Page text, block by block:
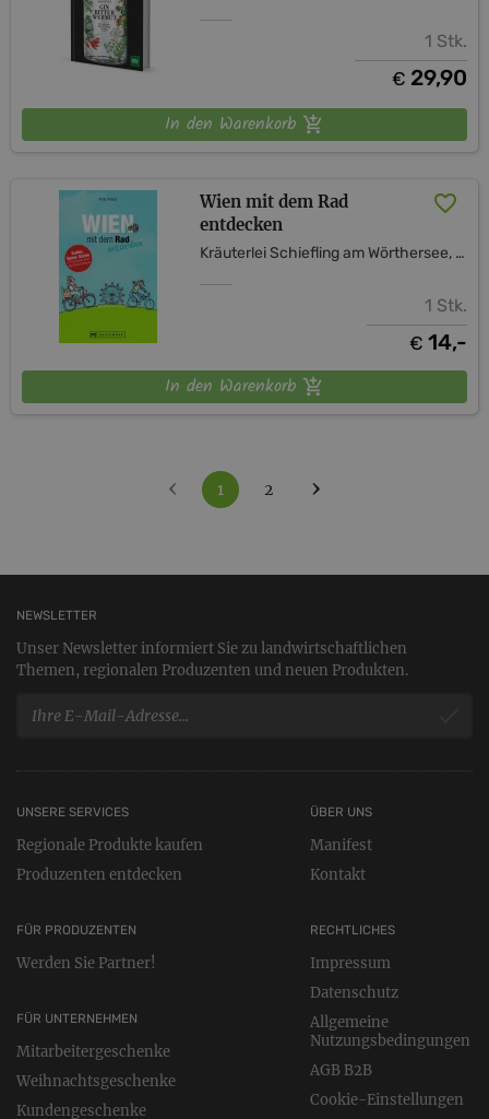
1 Stk.
€ 29,90
In den Warenkorb
Wien mit dem Rad
entdecken
Kräuterlei Schiefling am Wörthersee, vulgo Kozian
1 Stk.
€ 14,-
In den Warenkorb
‹ 1 2 ›
NEWSLETTER
Unser Newsletter informiert Sie zu landwirtschaftlichen
Themen, regionalen Produzenten und neuen Produkten.
UNSERE SERVICES
Regionale Produkte kaufen
Produzenten entdecken
FÜR PRODUZENTEN
Werden Sie Partner!
FÜR UNTERNEHMEN
Mitarbeitergeschenke
Weihnachtsgeschenke
Kundengeschenke
RECHTLICHES
Impressum
Datenschutz
Allgemeine
Nutzungsbedingungen
AGB B2B
Cookie-Einstellungen
ÜBER UNS
Manifest
Kontakt